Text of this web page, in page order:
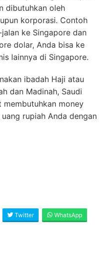
dibutuhkan oleh
korporasi. Contoh
ke Singapore dan
dolar, Anda bisa ke
lainnya di Singapore.
ibadah Haji atau
dan Madinah, Saudi
membutuhkan money
rupiah Anda dengan
Twitter WhatsApp